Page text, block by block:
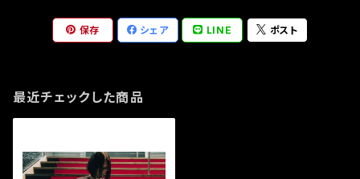
保存 シェア LINE ポスト
最近チェックした商品